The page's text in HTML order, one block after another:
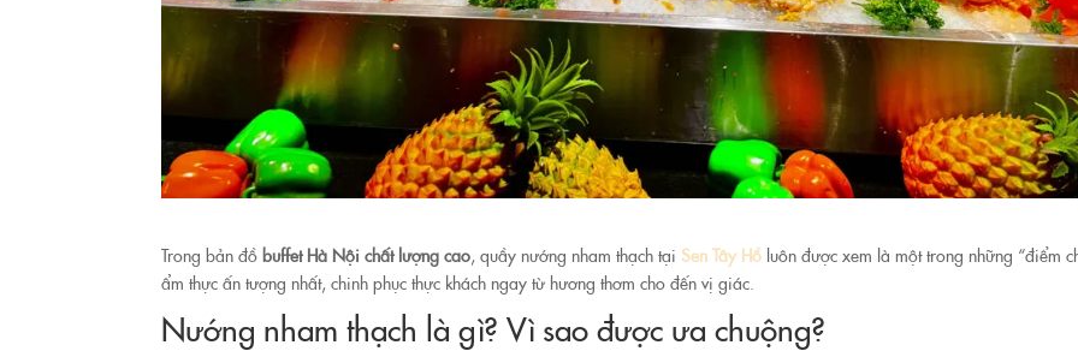
Trong bản đồ buffet Hà Nội chất lượng cao, quầy nướng nham thạch tạiSen Tây Hồ luôn được xem là một trong những “điểm
ẩm thực ấn tượng nhất, chinh phục thực khách ngay từ hương thơm cho đến vị giác.
Nướng nham thạch là gì? Vì sao được ưa chuộng?